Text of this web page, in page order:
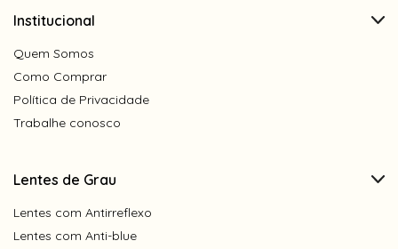
Institucional
Quem Somos
Como Comprar
Política de Privacidade
Trabalhe conosco
Lentes de Grau
Lentes com Antirreflexo
Lentes com Anti-blue